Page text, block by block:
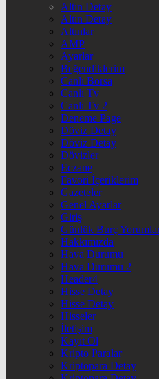
Altın Detay
Altın Detay
Altınlar
AMP
Ayarlar
Beğendiklerim
Canlı Borsa
Canlı Tv
Canlı Tv 2
Deneme Page
Döviz Detay
Döviz Detay
Dövizler
Eczane
Favori İçeriklerim
Gazeteler
Genel Ayarlar
Giriş
Günlük Burç
Hakkımızda
Hava Durumu
Hava Durumu 2
Header4
Hisse Detay
Hisse Detay
Hisseler
İletişim
Kayıt Ol
Kripto Paralar
Kriptopara Detay